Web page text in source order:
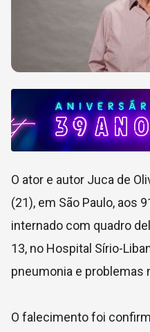
O ator e autor Juca de
(21), em São Paulo, aos
internado com quadro
13, no Hospital Sírio-
pneumonia e problemas
O falecimento foi